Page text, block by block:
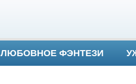
ЛЮБОВНОЕ ФЭНТЕЗИ